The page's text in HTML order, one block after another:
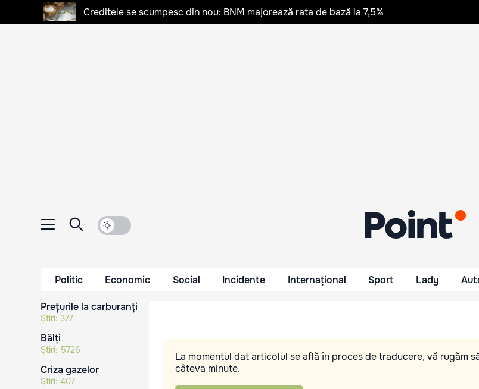
Creditele se scumpesc din nou: BNM majorează rata de bază la 7,5%
Politic Economic Social Incidente Internațional Sport Lady
Prețurile la carburanți
Știri: 377
Bălți
Știri: 5726
Criza gazelor
Știri: 407
La momentul dat articolul se află în proces de traducere, vă rugăm
câteva minute.